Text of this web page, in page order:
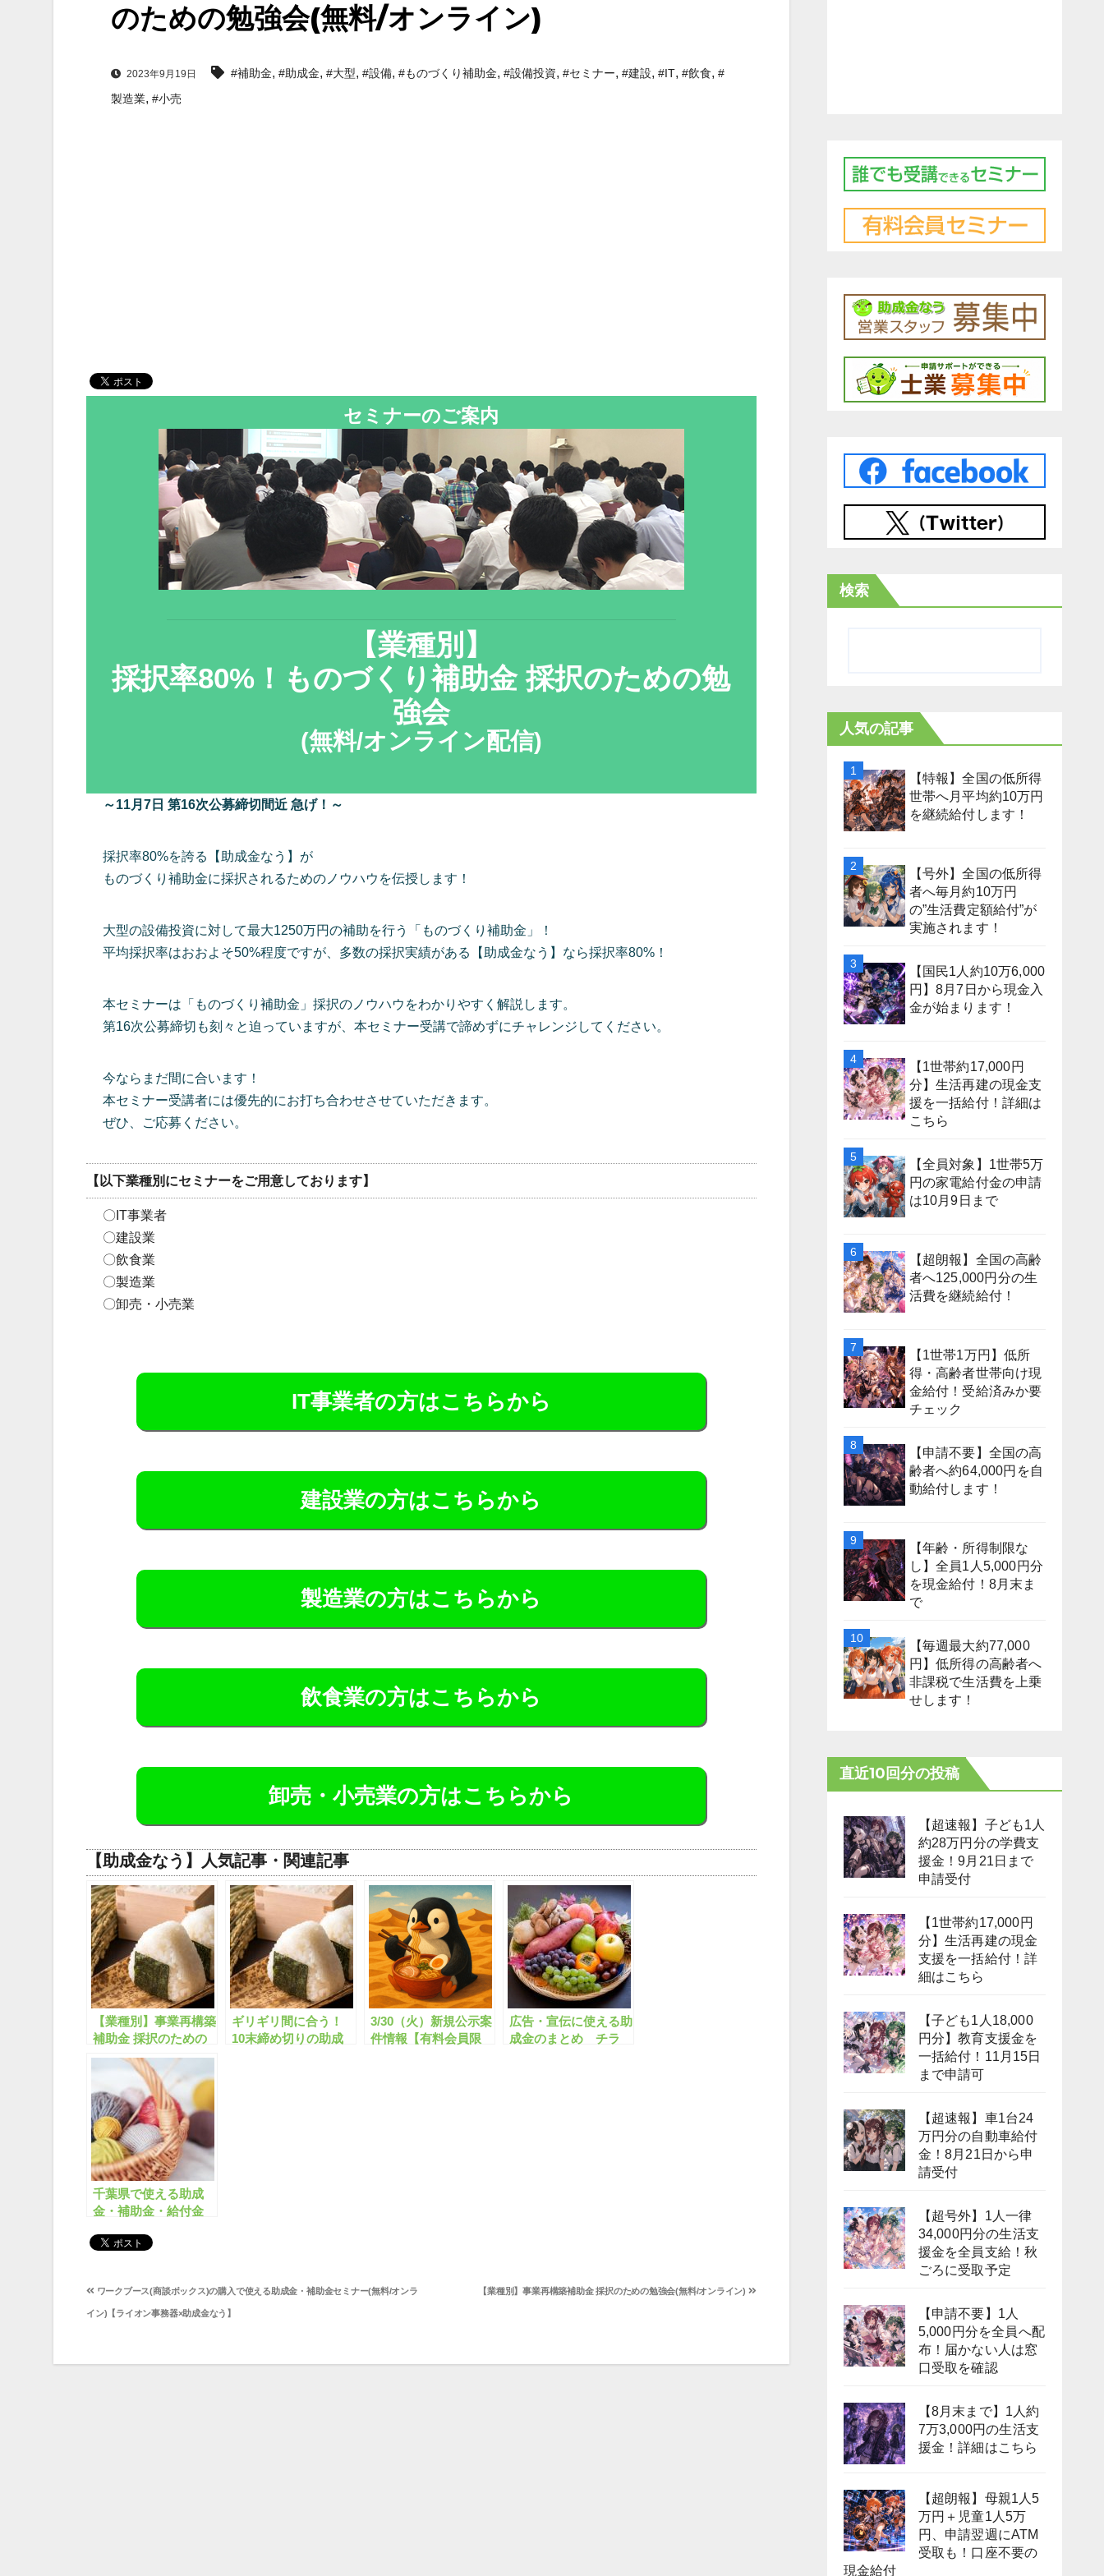
のための勉強会(無料/オンライン)
2023年9月19日 #補助金, #助成金, #大型, #設備, #ものづくり補助金, #設備投資, #セミナー, #建設, #IT, #飲食, #
製造業, #小売
セミナーのご案内
【業種別】
採択率80%！ものづくり補助金 採択のための勉
強会
(無料/オンライン配信)
～11月7日 第16次公募締切間近 急げ！～
採択率80%を誇る【助成金なう】が
ものづくり補助金に採択されるためのノウハウを伝授します！
大型の設備投資に対して最大1250万円の補助を行う「ものづくり補助金」！
平均採択率はおおよそ50%程度ですが、多数の採択実績がある【助成金なう】なら採択率80%！
本セミナーは「ものづくり補助金」採択のノウハウをわかりやすく解説します。
第16次公募締切も刻々と迫っていますが、本セミナー受講で諦めずにチャレンジしてください。
今ならまだ間に合います！
本セミナー受講者には優先的にお打ち合わせさせていただきます。
ぜひ、ご応募ください。
【以下業種別にセミナーをご用意しております】
〇IT事業者
〇建設業
〇飲食業
〇製造業
〇卸売・小売業
IT事業者の方はこちらから
建設業の方はこちらから
製造業の方はこちらから
飲食業の方はこちらから
卸売・小売業の方はこちらから
【助成金なう】人気記事・関連記事
【業種別】事業再構築
補助金 採択のための
勉強会(無料/オンライ
ン)
ギリギリ間に合う！
10末締め切りの助成
3/30（火）新規公示案
件情報【有料会員限
広告・宣伝に使える助
成金のまとめ チラ
千葉県で使える助成
金・補助金・給付金
在公募中です！
投
稿
ビ
【業種別】事業再構築補助金 採択のための勉強会(無料/オンライン)
ワークブース(商談ボックス)の購入で使える助成金・補助金セミナー(無料/オンラ
イン)【ライオン事務器×助成金なう】
検索
人気の記事
【特報】全国の低所得
世帯へ月平均約10万円
を継続給付します！
【号外】全国の低所得
者へ毎月約10万円
の”生活費定額給付”が
実施されます！
【国民1人約10万6,000
円】8月7日から現金入
金が始まります！
【1世帯約17,000円
分】生活再建の現金支
援を一括給付！詳細は
こちら
【全員対象】1世帯5万
円の家電給付金の申請
は10月9日まで
【超朗報】全国の高齢
者へ125,000円分の生
活費を継続給付！
【1世帯1万円】低所
得・高齢者世帯向け現
金給付！受給済みか要
チェック
【申請不要】全国の高
齢者へ約64,000円を自
動給付します！
【年齢・所得制限な
し】全員1人5,000円分
を現金給付！8月末ま
で
【毎週最大約77,000
円】低所得の高齢者へ
非課税で生活費を上乗
せします！
直近10回分の投稿
【超速報】子ども1人
約28万円分の学費支
援金！9月21日まで
申請受付
【1世帯約17,000円
分】生活再建の現金
支援を一括給付！詳
細はこちら
【子ども1人18,000
円分】教育支援金を
一括給付！11月15日
まで申請可
【超速報】車1台24
万円分の自動車給付
金！8月21日から申
請受付
【超号外】1人一律
34,000円分の生活支
援金を全員支給！秋
ごろに受取予定
【申請不要】1人
5,000円分を全員へ配
布！届かない人は窓
口受取を確認
【8月末まで】1人約
7万3,000円の生活支
援金！詳細はこちら
【超朗報】母親1人5
万円＋児童1人5万
円、申請翌週にATM
受取も！口座不要の
現金給付